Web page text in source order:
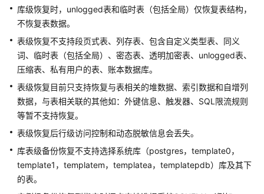
授
予
用
GaussDB
的
权
买
GaussDB
实
库级恢复时，unlogged表和临时表（包括全局）仅恢复表结构，
不恢复表数据。
表级恢复不支持段页式表、列存表、包含自定义类型表、同义
词、临时表（包括全局）、密态表、透明加密表、unlogged表、
压缩表、私有用户的表、账本数据库。
表级恢复目前只支持恢复与表相关的堆数据、索引数据和自增列
数据，与表相关联的其他如：外键信息、触发器、SQL限流规则
等暂不支持恢复。
表级恢复后行级访问控制和动态脱敏信息会丢失。
库表级备份恢复不支持选择系统库（postgres，template0，
template1，templatem，templatea，templatepdb）库及其下
的表。